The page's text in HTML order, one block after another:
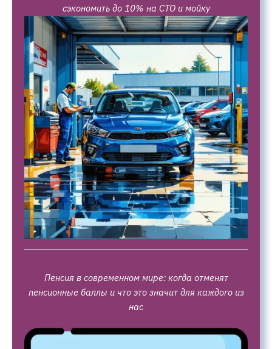
сэкономить до 10% на СТО и мойку
Пенсия в современном мире: когда отменят
пенсионные баллы и что это значит для каждого из
нас